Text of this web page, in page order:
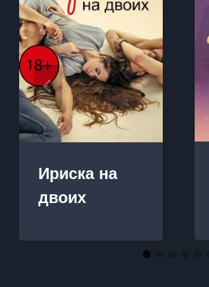
Ириска на
двоих